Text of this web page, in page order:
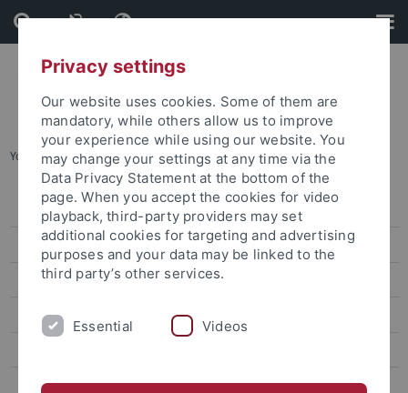
Skip
to
content
Skip
to
footer
You are here: Startseite ... Archiv
Pressemitteilungen
Archiv
attempto online
Newsletter Uni Tübingen aktuell
Publikationen
Privacy settings
Our website uses cookies. Some of them are
mandatory, while others allow us to improve
your experience while using our website. You
may change your settings at any time via the
Data Privacy Statement at the bottom of the
page. When you accept the cookies for video
playback, third-party providers may set
additional cookies for targeting and advertising
purposes and your data may be linked to the
third party’s other services.
Essential Videos